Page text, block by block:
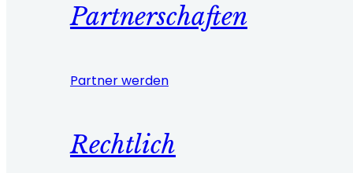
Partnerschaften
Partner werden
Rechtlich